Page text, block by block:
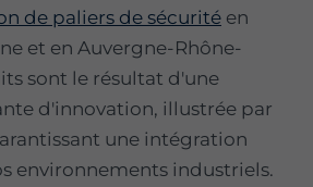
de paliers de sécurité en
et en Auvergne-Rhône-
sont le résultat d'une
d'innovation, illustrée par
une intégration
environnements industriels.